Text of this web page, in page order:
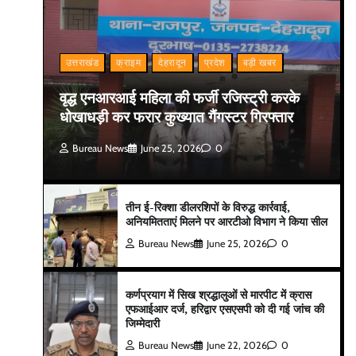
उत्तराखंड क्राइम देहरादून प्रदेश बड़ी खबर
वृद्ध एनआरआई महिला की फर्जी रजिस्ट्री करके
धोखाधड़ी कर फरार कुख्यात गैंगस्टर गिरफ्तार
Bureau News June 25, 2026 0
तीन ई-रिक्शा डीलरशिपों के विरुद्ध कार्रवाई,
अनियमितताएं मिलने पर आरटीओ विभाग ने किया सील
Bureau News June 25, 2026 0
कर्णप्रयाग में सिख श्रद्धालुओं से मारपीट में क्रास
एफआईआर दर्ज, हरिद्वार एसएसपी को दी गई जांच की
जिम्मेदारी
Bureau News June 22, 2026 0